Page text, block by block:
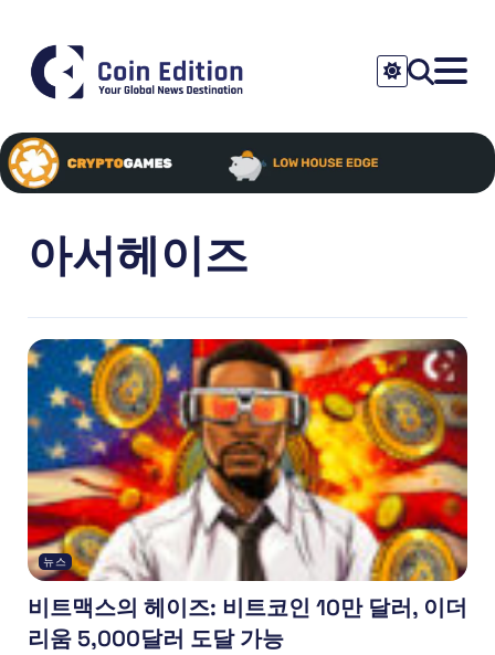
아서헤이즈
뉴스
비트맥스의 헤이즈: 비트코인 10만 달러, 이더
리움 5,000달러 도달 가능